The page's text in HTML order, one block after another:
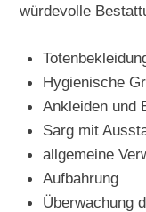
würdevolle
Hygienische
Ankleiden und
Sarg mit
allgemeine
Aufbahrung
Überwachung